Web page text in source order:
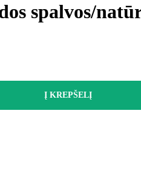
spalvos/
Į KREPŠELĮ